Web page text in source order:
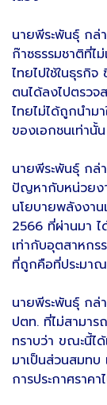
นายพีระพันธุ์ กล่
ก๊าซธรรมชาติที่ไ
ไทยไปใช้ในธุรกิจ
ตนได้ลงไปตรวจ
ไทยไม่ได้ถูกนำม
ของเอกชนเท่านั้น
นายพีระพันธุ์ กล่
ปัญหากับหน่วยง
นโยบายพลังงา
2566 ที่ผ่านมา ไ
เท่ากับอุตสาหกร
ที่ถูกคือที่ประมา
นายพีระพันธุ์ กล่
ปตท. ที่ไม่สามา
ทราบว่า ขณะนี้ไ
มาเป็นส่วนสมทบ
การประกาศราค